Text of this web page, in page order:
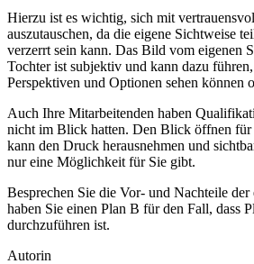
Hierzu ist es wichtig, sich mit
auszutauschen, da die eigene Sichtweise
verzerrt sein kann. Das Bild vom eigenen
Tochter ist subjektiv und kann dazu
Perspektiven und Optionen sehen können
Auch Ihre Mitarbeitenden haben
nicht im Blick hatten. Den Blick öffnen für
kann den Druck herausnehmen und
nur eine Möglichkeit für Sie gibt.
Besprechen Sie die Vor- und Nachteile
haben Sie einen Plan B für den Fall, dass
durchzuführen ist.
Autorin